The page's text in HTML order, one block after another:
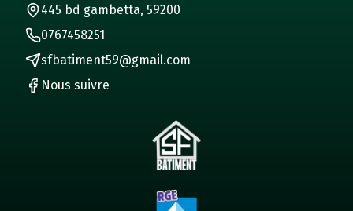
445 bd gambetta, 59200
0767458251
sfbatiment59@gmail.com
Nous suivre